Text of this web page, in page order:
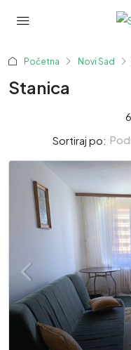
Početna Novi Sad
Stanica
Sortiraj po: